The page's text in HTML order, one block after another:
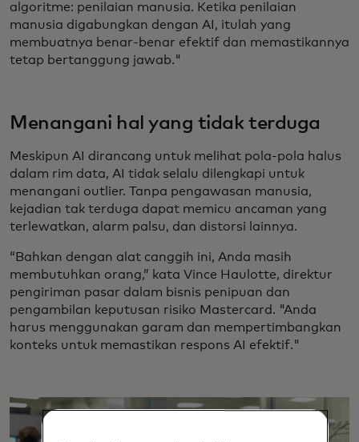
algoritme: penilaian manusia. Ketika penilaian
manusia digabungkan dengan AI, itulah yang
membuatnya benar-benar efektif dan memastikannya
tetap bertanggung jawab."
Menangani hal yang tidak terduga
Meskipun AI dirancang untuk melihat pola-pola halus
dalam rim data, AI tidak selalu dilengkapi untuk
menangani outlier. Tanpa pengawasan manusia,
kejadian tak terduga dapat memicu ancaman yang
terlewatkan, alarm palsu, dan distorsi lainnya.
“Bahkan dengan alat canggih ini, Anda masih
membutuhkan orang,” kata Vince Haulotte, direktur
pengiriman pasar dalam bisnis penipuan dan
pengambilan keputusan risiko Mastercard. "Anda
harus menggunakan garam dan mempertimbangkan
konteks untuk memastikan respons AI efektif."